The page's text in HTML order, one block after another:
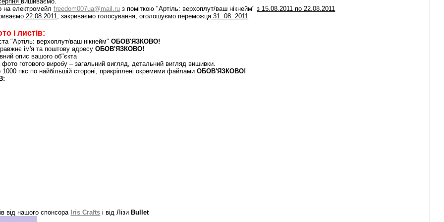
на електромейлfreedom007ua@mail.ru з поміткою "Артіль: верхоплут/ваш нікнейм"з 15.08.2011 по 22.08.2011
22.08.2011 , закриваємо голосування, оголошуємо переможця 31. 08. 2011
і листів:
"Артіль: верхоплут/ваш нікнейм"ОБОВ'ЯЗКОВО!
ім'я та поштову адресуОБОВ'ЯЗКОВО!
опис вашого об"єкта
готового виробу – загальний вигляд, детальний вигляд вишивки.
пкс по найбільшій стороні, прикріплені окремими файламиОБОВ'ЯЗКОВО!
від нашого спонсора Iris Crafts і від Лізи Bullet